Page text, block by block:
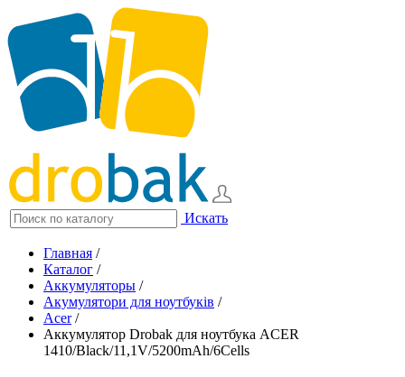
Искать
Главная /
Каталог /
Аккумуляторы /
Акумулятори для ноутбуків /
Acer/
Аккумулятор Drobak для ноутбука ACER
1410/Black/11,1V/5200mAh/6Cells